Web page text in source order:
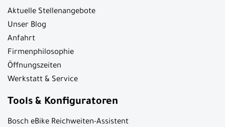
Aktuelle Stellenangebote
Unser Blog
Anfahrt
Firmenphilosophie
Öffnungszeiten
Werkstatt & Service
Tools & Konfiguratoren
Bosch eBike Reichweiten-Assistent